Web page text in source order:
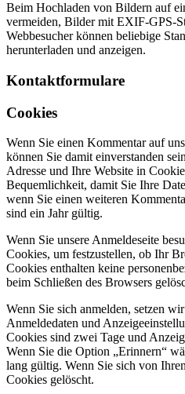
Beim Hochladen von Bildern auf
vermeiden, Bilder mit EXIF-GPS-
Webbesucher können beliebige
herunterladen und anzeigen.
Kontaktformulare
Cookies
Wenn Sie einen Kommentar auf
können Sie damit einverstanden
Adresse und Ihre Website in
Bequemlichkeit, damit Sie Ihre
wenn Sie einen weiteren
sind ein Jahr gültig.
Wenn Sie unsere Anmeldeseite
Cookies, um festzustellen, ob Ihr
Cookies enthalten keine
beim Schließen des Browsers
Wenn Sie sich anmelden, setzen
Anmeldedaten und
Cookies sind zwei Tage und
Wenn Sie die Option „Erinnern“
lang gültig. Wenn Sie sich von
Cookies gelöscht.